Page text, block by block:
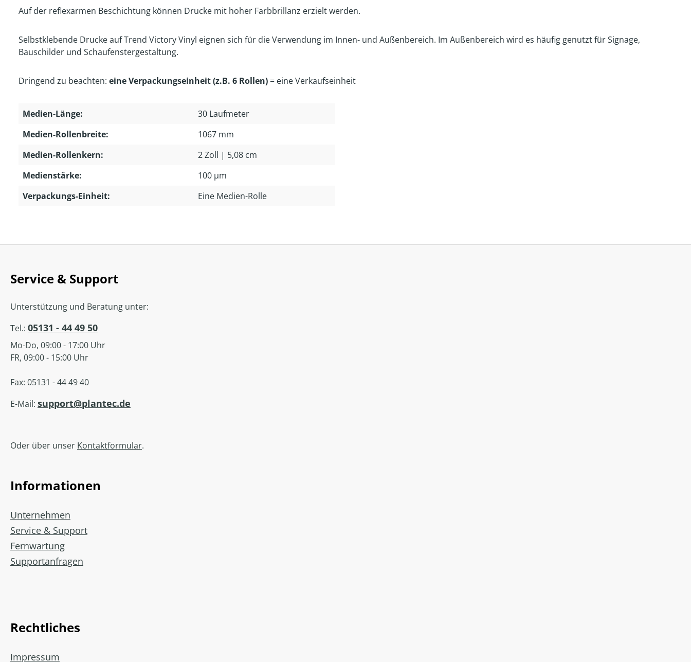
Auf der reflexarmen Beschichtung können Drucke mit hoher Farbbrillanz erzielt werden.
Selbstklebende Drucke auf Trend Victory Vinyl eignen sich für die Verwendung im Innen- und Außenbereich. Im Außenbereich wird es häufig genutzt für Signage,
Bauschilder und Schaufenstergestaltung.
Dringend zu beachten: eine Verpackungseinheit (z.B. 6 Rollen) = eine Verkaufseinheit
Medien-Länge:
30 Laufmeter
Medien-Rollenbreite:
1067 mm
Medien-Rollenkern:
2 Zoll | 5,08 cm
Medienstärke:
100 µm
Verpackungs-Einheit:
Eine Medien-Rolle
Service & Support
Unterstützung und Beratung unter:
Tel.: 05131 - 44 49 50
Mo-Do, 09:00 - 17:00 Uhr
FR, 09:00 - 15:00 Uhr
Fax: 05131 - 44 49 40
E-Mail: support@plantec.de
Oder über unser Kontaktformular.
Informationen
Unternehmen
Service & Support
Fernwartung
Supportanfragen
Rechtliches
Impressum